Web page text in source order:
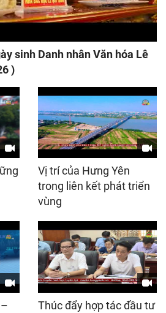
sinh Danh nhân Văn hóa Lê
)
Vị trí của Hưng Yên
trong liên kết phát triển
vùng
Thúc đẩy hợp tác đầu tư